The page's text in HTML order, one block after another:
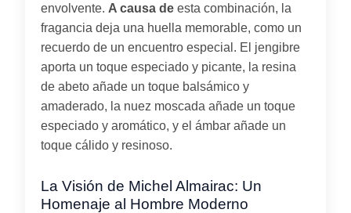
envolvente. A causa de esta combinación, la
fragancia deja una huella memorable, como un
recuerdo de un encuentro especial. El jengibre
aporta un toque especiado y picante, la resina
de abeto añade un toque balsámico y
amaderado, la nuez moscada añade un toque
especiado y aromático, y el ámbar añade un
toque cálido y resinoso.
La Visión de Michel Almairac: Un
Homenaje al Hombre Moderno